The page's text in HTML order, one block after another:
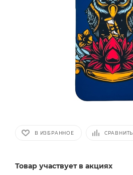
В ИЗБРАННОЕ СРАВНИТЬ
Товар участвует в акциях